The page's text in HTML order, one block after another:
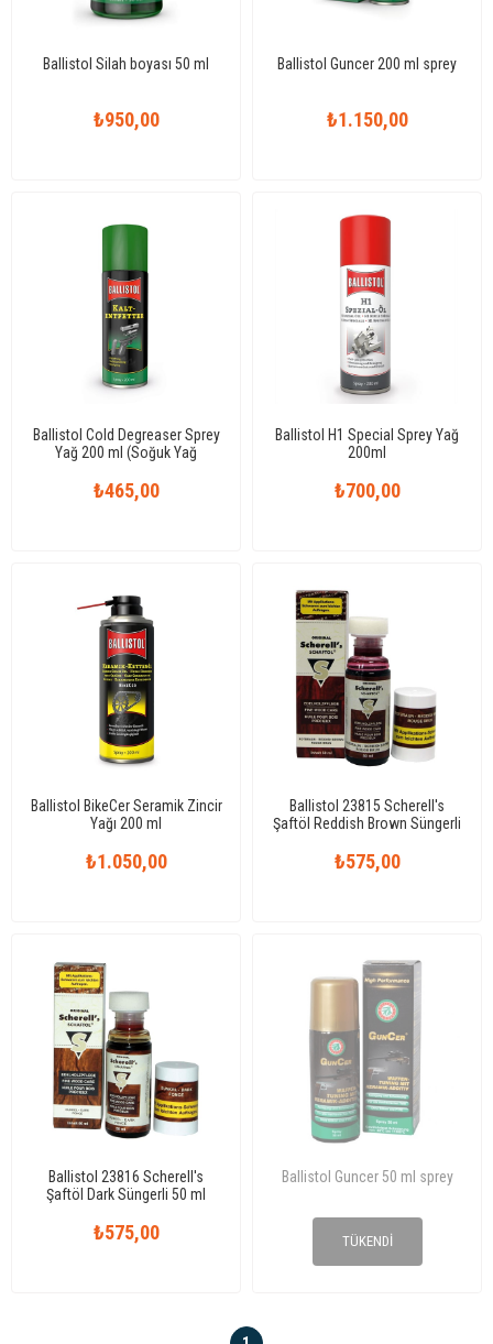
Ballistol Silah boyası 50 ml
₺950,00
Ballistol Guncer 200 ml sprey
₺1.150,00
Ballistol Cold Degreaser Sprey
Yağ 200 ml (Soğuk Yağ
₺465,00
Ballistol H1 Special Sprey Yağ
200ml
₺700,00
Ballistol BikeCer Seramik Zincir
Yağı 200 ml
₺1.050,00
Ballistol 23815 Scherell's
Şaftöl Reddish Brown Süngerli
₺575,00
Ballistol 23816 Scherell's
Şaftöl Dark Süngerli 50 ml
₺575,00 TÜKENDI
Ballistol Guncer 50 ml sprey
₺250,00